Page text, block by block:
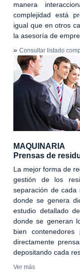
manera
complejidad está
igual que en otros
la asesoría de
» Consultar listado
MAQUINARIA
Prensas de
La mejor forma de
gestión de los
separación de
donde se genera
estudio detallado
donde se generan
bien
directamente
depositando cada
Ver más